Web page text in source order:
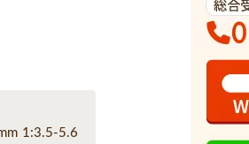
1:3.5-5.6